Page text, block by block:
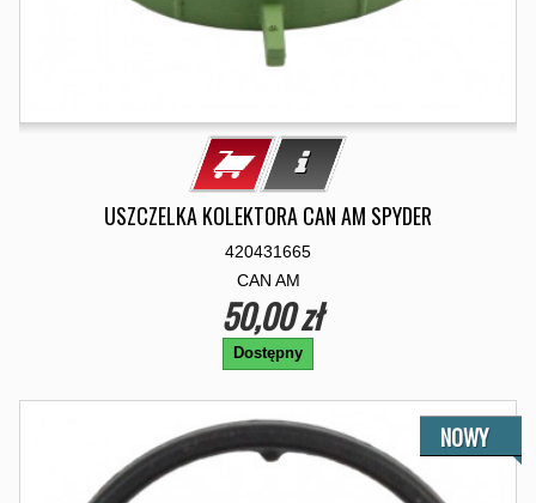
USZCZELKA KOLEKTORA CAN AM SPYDER
420431665
CAN AM
50,00 zł
Dostępny
NOWY